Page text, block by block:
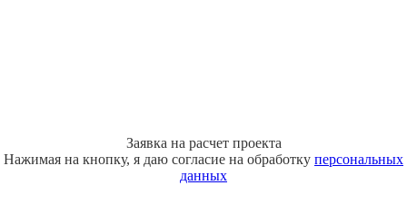
Заявка на расчет проекта
Нажимая на кнопку, я даю согласие на обработку персональных
данных